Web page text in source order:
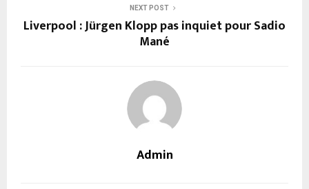
NEXT POST
Liverpool : Jürgen Klopp pas inquiet pour Sadio
Mané
Admin